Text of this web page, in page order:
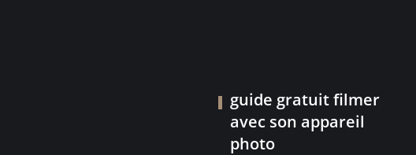
guide gratuit filmer
avec son appareil
photo